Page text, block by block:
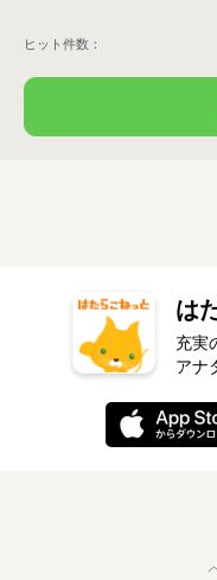
ヒット件数：
は
充実
アナ